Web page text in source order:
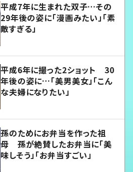
平成7年に生まれた双子…その
29年後の姿に「漫画みたい」「素
敵すぎる」
平成6年に撮った2ショット 30
年後の姿に…「美男美女」「こん
な夫婦になりたい」
孫のためにお弁当を作った祖
母 孫が絶賛したお弁当に「美
味しそう」「お弁当すごい」